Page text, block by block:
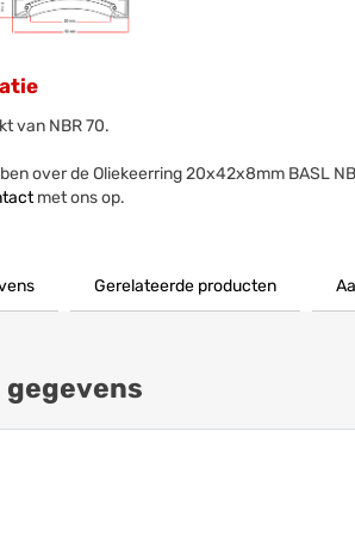
van NBR 70.
over de Oliekeerring 20x42x8mm BASL
met ons op.
Gerelateerde producten